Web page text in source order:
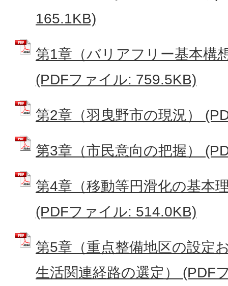
165.1KB)
第1章（バリアフリー基本構
(PDFファイル: 759.5KB)
第2章（羽曳野市の現況）
第3章（市民意向の把握）
第4章（移動等円滑化の基本
(PDFファイル: 514.0KB)
第5章（重点整備地区の設定
生活関連経路の選定） (PDF